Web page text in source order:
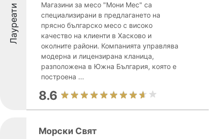
Лауреати
Магазини за месо "Мони Мес" са
специализирани в предлагането на
прясно българско месо с високо
качество на клиенти в Хасково и
околните райони. Компанията управлява
модерна и лицензирана кланица,
разположена в Южна България, която е
построена ...
8.6
Морски Свят